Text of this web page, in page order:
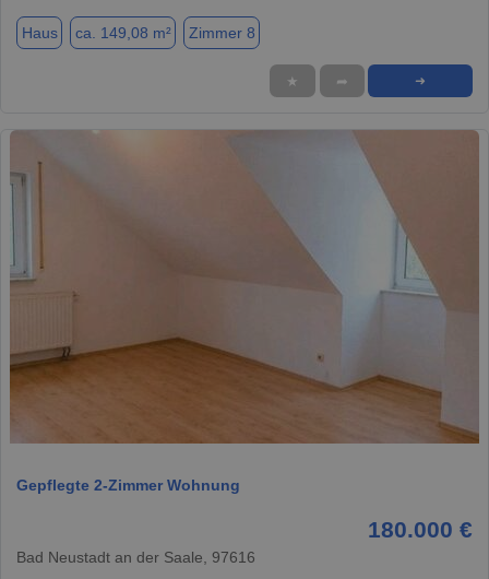
Haus ca. 149,08 m² Zimmer 8
★ ➦ ➜
1 / 12
Gepflegte 2-Zimmer Wohnung
180.000 €
Bad Neustadt an der Saale, 97616